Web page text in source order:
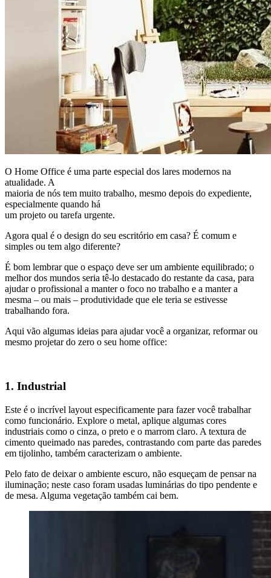
O Home Office é uma parte especial dos lares modernos na
atualidade. A
maioria de nós tem muito trabalho, mesmo depois do expediente,
especialmente quando há
um projeto ou tarefa urgente.
Agora qual é o design do seu escritório em casa? É comum e
simples ou tem algo diferente?
É bom lembrar que o espaço deve ser um ambiente equilibrado; o
melhor dos mundos seria tê-lo destacado do restante da casa, para
ajudar o profissional a manter o foco no trabalho e a manter a
mesma – ou mais – produtividade que ele teria se estivesse
trabalhando fora.
Aqui vão algumas ideias para ajudar você a organizar, reformar ou
mesmo projetar do zero o seu home office:
1. Industrial
Este é o incrível layout especificamente para fazer você trabalhar
como funcionário. Explore o metal, aplique algumas cores
industriais como o cinza, o preto e o marrom claro. A textura de
cimento queimado nas paredes, contrastando com parte das paredes
em tijolinho, também caracterizam o ambiente.
Pelo fato de deixar o ambiente escuro, não esqueçam de pensar na
iluminação; neste caso foram usadas luminárias do tipo pendente e
de mesa. Alguma vegetação também cai bem.